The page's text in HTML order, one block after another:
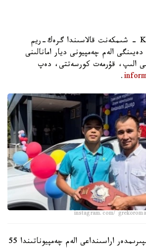
استانا. KAZINFORM - شىمكەنت قالاسىندا گرەك-ريم
17 جاسقا دەيىنگى الەم چەمپيونى ديار امانالىنى
الىپ، قۇرمەت كورسەتتى، دەپ
.
باكۋدە وتكەن جاسوسپىرىمدەر اراسىنداعى الەم چەمپيوناتىندا 55